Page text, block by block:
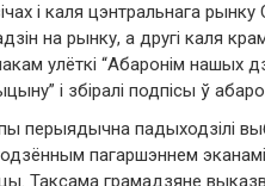
і каля цэнтральнага
на рынку, а другі каля
улёткі “Абаронім нашых
і збіралі подпісы ў
перыядычна падыходзілі
пагаршэннем
Таксама грамадзяне